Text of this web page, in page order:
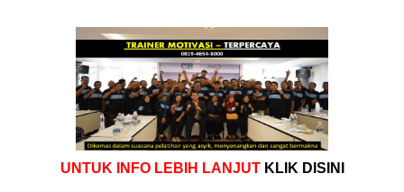
UNTUK INFO LEBIH LANJUT KLIK DISINI